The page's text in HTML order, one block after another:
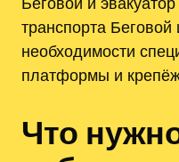
транспорта
необходимости
платформы и
Что